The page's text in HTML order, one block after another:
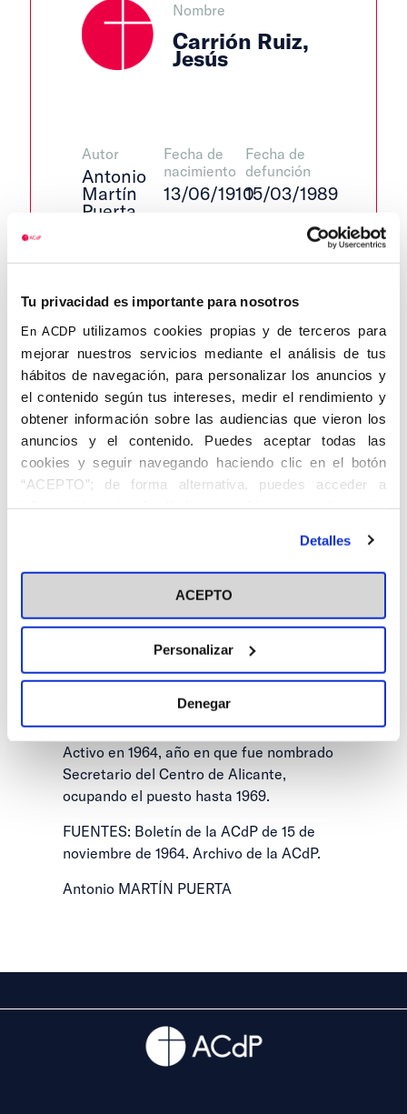
Tu privacidad es importante para nosotros
En ACDP utilizamos cookies propias y de terceros para
mejorar nuestros servicios mediante el análisis de tus
hábitos de navegación, para personalizar los anuncios y
el contenido según tus intereses, medir el rendimiento y
obtener información sobre las audiencias que vieron los
anuncios y el contenido. Puedes aceptar todas las
cookies y seguir navegando haciendo clic en el botón
“ACEPTO”; de forma alternativa, puedes acceder a
información más detallada y cambiar tus preferencias
en el botón "Personalizar". Para más información puedes
visitar nuestra Política de Cookies
Detalles
ACEPTO
Personalizar
Denegar
Nombre
Carrión Ruiz,
Jesús
Autor
Antonio
Martín
Puerta
Centro de
Alicante
Fecha de
nacimiento
13/06/1910
nacimiento
Fecha de
defunción
15/03/1989
defunción
CARRIÓN RUIZ, Jesús. Murcia, 13.VI.1910 –
15.III.1989. Juez.
Fue Vicepresidente de la Asociación de
Consejero Provincial del Movimiento en
políticos en la jerarquía del Movimiento en
Alicante y Murcia. Fue también
colaborador de La Verdad de Murcia.
Solicitó el ingreso en 1961 en el Centro de
Alicante, pasando a Socio Numerario
Activo en 1964, año en que fue nombrado
Secretario del Centro de Alicante,
ocupando el puesto hasta 1969.
FUENTES: Boletín de la ACdP de 15 de
noviembre de 1964. Archivo de la ACdP.
Antonio MARTÍN PUERTA